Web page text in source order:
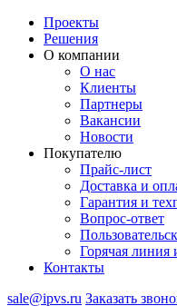
Проекты
Решения
О компании
О нас
Клиенты
Партнеры
Вакансии
Новости
Покупателю
Прайс-лист
Доставка и
Гарантия и
Вопрос-ответ
Горячая линия
Контакты
sale@ipvs.ru Заказать